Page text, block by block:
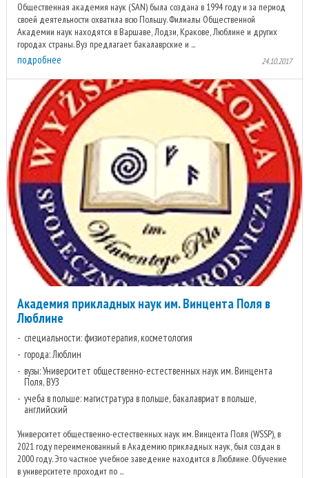
Общественная академия наук (SAN) была создана в 1994 году и за период
своей деятельности охватила всю Польшу. Филиалы Общественной
Академии наук находятся в Варшаве, Лодзи, Кракове, Люблине и других
городах страны. Вуз предлагает бакалаврские и ...
подробнее 24.10.2017
Академия прикладных наук им. Винцента Поля в
Люблине
специальности: физиотерапия, косметология
города: Люблин
вузы: Университет общественно-естественных наук им. Винцента
Поля, ВУЗ
учеба в польше: магистратура в польше, бакалавриат в польше,
английский
Университет общественно-естественных наук им. Винцента Поля (WSSP), в
2021 году переименованный в Академию прикладных наук, был создан в
2000 году. Это частное учебное заведение находится в Люблине. Обучение
в университете проходит по ...